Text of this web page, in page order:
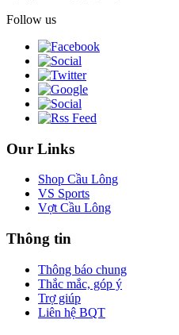
Follow us
Our Links
Shop Cầu Lông
VS Sports
Vợt Cầu Lông
Thông tin
Thông báo chung
Thắc mắc, góp ý
Trợ giúp
Liên hệ BQT